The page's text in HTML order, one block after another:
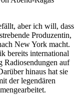
aber ich will, dass
Produzentin,
New York macht.
bereits international
Radiosendungen auf
hinaus hat sie
der legendären